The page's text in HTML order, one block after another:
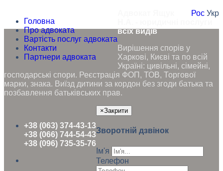
Головна
Про адвоката
Вартість послуг адвоката
Контакти
Партнери адвоката
Рос Укр
всіх видів
Вирішення спорів у
Харкові, Києві та по всій
Україні: цивільні, сімейні,
господарські спори. Реєстрація ФОП, ТОВ, Торгової
марки, знака. Виїзд дитини за кордон без згоди батька та
позбавлення батьківських прав.
+38 (063) 374-43-13
+38 (066) 744-54-43
+38 (096) 735-35-76
×Закрити
Зворотній дзвінок
Ім'я
Телефон